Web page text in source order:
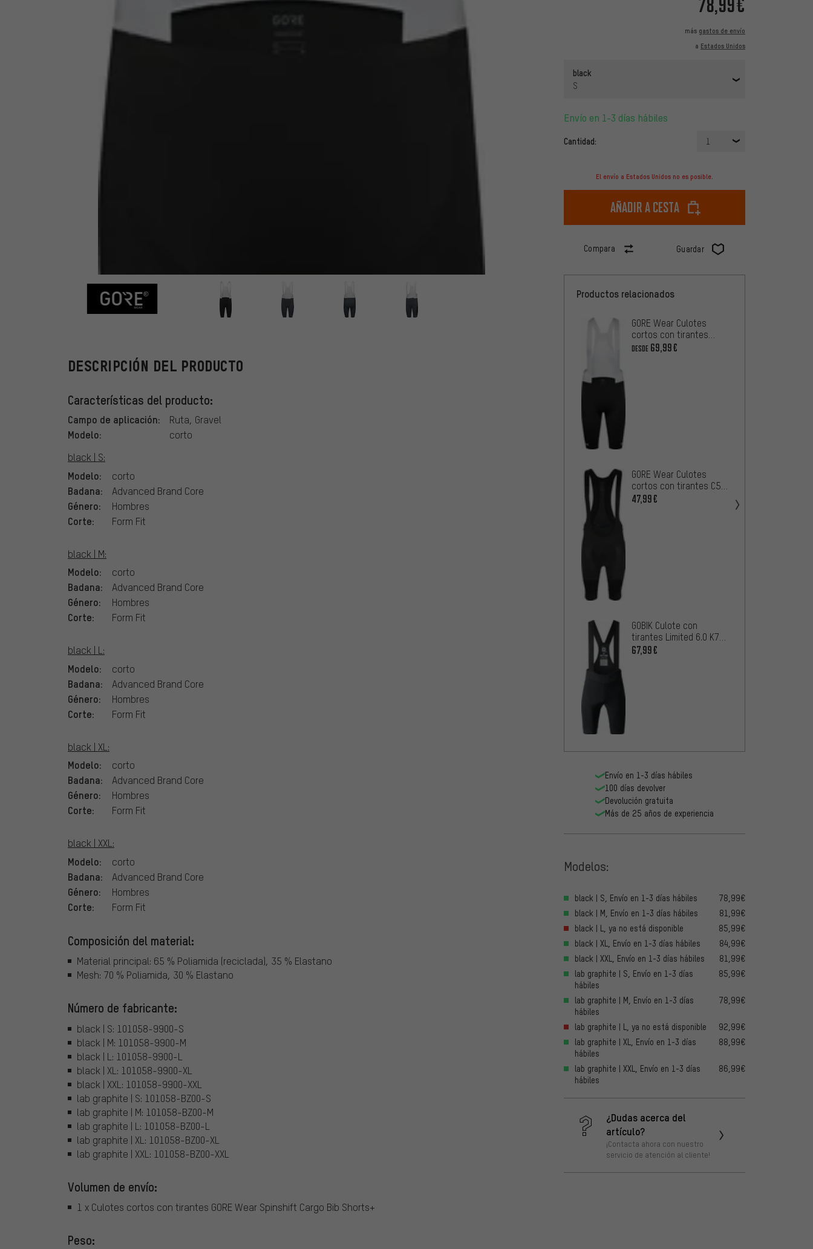
más gastos de envío
a Estados Unidos
black
S
Envío en 1-3 días hábiles
Cantidad: 1
El envío a Estados Unidos no es posible.
Añadir a cesta
Compara Guardar
GORE Wear
DESCRIPCIÓN DEL PRODUCTO
Características del producto:
Campo de aplicación: Ruta, Gravel
Modelo:
corto
black | S:
Modelo: corto
Badana: Advanced Brand Core
Género: Hombres
Corte: Form Fit
black | M:
Modelo: corto
Badana: Advanced Brand Core
Género: Hombres
Corte: Form Fit
black | L:
Modelo: corto
Badana: Advanced Brand Core
Género: Hombres
Corte: Form Fit
black | XL:
Modelo: corto
Badana: Advanced Brand Core
Género: Hombres
Corte: Form Fit
black | XXL:
Modelo: corto
Badana: Advanced Brand Core
Género: Hombres
Corte: Form Fit
Composición del material:
Material principal: 65 % Poliamida (reciclada), 35 % Elastano
Mesh: 70 % Poliamida, 30 % Elastano
Número de fabricante:
black | S: 101058-9900-S
black | M: 101058-9900-M
black | L: 101058-9900-L
black | XL: 101058-9900-XL
black | XXL: 101058-9900-XXL
lab graphite | S: 101058-BZ00-S
lab graphite | M: 101058-BZ00-M
lab graphite | L: 101058-BZ00-L
lab graphite | XL: 101058-BZ00-XL
lab graphite | XXL: 101058-BZ00-XXL
Volumen de envío:
1 x Culotes cortos con tirantes GORE Wear Spinshift Cargo Bib Shorts+
Peso:
Productos relacionados
GORE Wear Culotes
cortos con tirantes
Spinshift Bib Shorts+
DESDE 69,99€
GORE Wear Culotes
cortos con tirantes C5
Opti Bib Shorts+
47,99€
GOBIK Culote con
tirantes Limited 6.0 K7
Bib Shorts
67,99€
Envío en 1-3 días hábiles
100 días devolver
Devolución gratuita
Más de 25 años de experiencia
Modelos:
black | S, Envío en 1-3 días hábiles
78,99€
black | M, Envío en 1-3 días hábiles
81,99€
black | L, ya no está disponible
85,99€
black | XL, Envío en 1-3 días hábiles
84,99€
black | XXL, Envío en 1-3 días hábiles
81,99€
lab graphite | S, Envío en 1-3 días
hábiles
85,99€
lab graphite | M, Envío en 1-3 días
hábiles
78,99€
lab graphite | L, ya no está disponible
92,99€
lab graphite | XL, Envío en 1-3 días
hábiles
88,99€
lab graphite | XXL, Envío en 1-3 días
hábiles
86,99€
¿Dudas acerca del
artículo?
¡Contacta ahora con nuestro
servicio de atención al cliente!